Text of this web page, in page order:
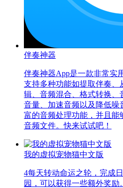
伴奏神器
伴奏神器App是一款非常实
支持多种功能如提取伴奏
辑、音频混合、格式转换
音量、加速音频以及降低
富的音频处理功能，并且能
音频文件。快来试试吧！
我的虚拟宠物猫中文版
4每天转动命运之轮，完成
园，可以获得一些额外奖